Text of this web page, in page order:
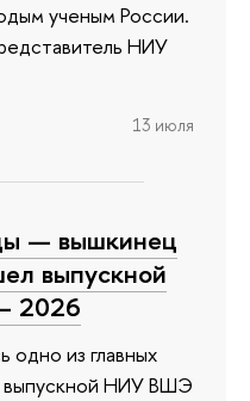
ученым России.
НИУ
13 июля
— вышкинец
выпускной
2026
одно из главных
выпускной НИУ ВШЭ